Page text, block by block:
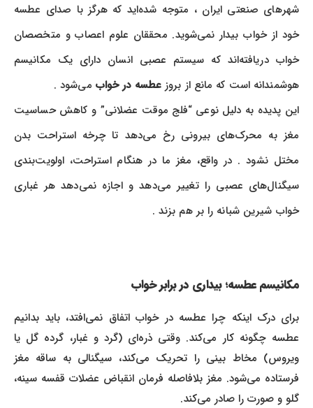
شهرهای صنعتی ایران ، متوجه شده‌اید که هرگز با صدای عطسه
خود از خواب بیدار نمی‌شوید. محققان علوم اعصاب و متخصصان
خواب دریافته‌اند که سیستم عصبی انسان دارای یک مکانیسم
هوشمندانه است که مانع از بروزعطسه در خوابمی‌شود .
این پدیده به دلیل نوعی “فلج موقت عضلانی” و کاهش حساسیت
مغز به محرک‌های بیرونی رخ می‌دهد تا چرخه استراحت بدن
مختل نشود . در واقع، مغز ما در هنگام استراحت، اولویت‌بندی
سیگنال‌های عصبی را تغییر می‌دهد و اجازه نمی‌دهد هر غباری
خواب شیرین شبانه را بر هم بزند .
مکانیسم عطسه؛ بیداری در برابر خواب
برای درک اینکه چرا عطسه در خواب اتفاق نمی‌افتد، باید بدانیم
عطسه چگونه کار می‌کند. وقتی ذره‌ای (گرد و غبار، گرده گل یا
ویروس) مخاط بینی را تحریک می‌کند، سیگنالی به ساقه مغز
فرستاده می‌شود. مغز بلافاصله فرمان انقباض عضلات قفسه سینه،
گلو و صورت را صادر می‌کند.